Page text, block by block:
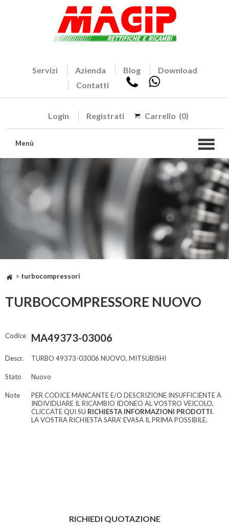
Servizi Azienda Blog
Download
Contatti
Login Registrati Carrello (0)
Menù
> turbocompressori
TURBOCOMPRESSORE NUOVO
Codice MA49373-03006
Descr. TURBO 49373-03006 NUOVO, MITSUBISHI
Stato Nuovo
Note
PER CODICE MANCANTE E/O DESCRIZIONE INSUFFICIENTE A
INDIVIDUARE IL RICAMBIO IDONEO AL VOSTRO VEICOLO,
CLICCATE QUI SU RICHIESTA INFORMAZIONI PRODOTTI.
LA VOSTRA RICHIESTA SARA' EVASA IL PRIMA POSSIBILE.
RICHIEDI QUOTAZIONE